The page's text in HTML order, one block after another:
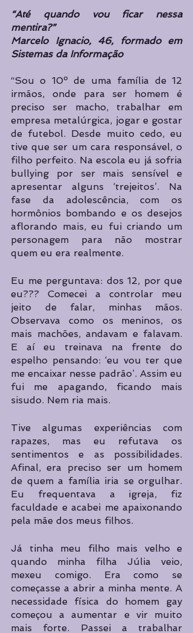
“Até quando vou ficar nessa
mentira?”
Marcelo Ignacio, 46, formado em
Sistemas da Informação
“Sou o 10º de uma família de 12
irmãos, onde para ser homem é
preciso ser macho, trabalhar em
empresa metalúrgica, jogar e gostar
de futebol. Desde muito cedo, eu
tive que ser um cara responsável, o
filho perfeito. Na escola eu já sofria
bullying por ser mais sensível e
apresentar alguns ‘trejeitos’. Na
fase da adolescência, com os
hormônios bombando e os desejos
aflorando mais, eu fui criando um
personagem para não mostrar
quem eu era realmente.
Eu me perguntava: dos 12, por que
eu??? Comecei a controlar meu
jeito de falar, minhas mãos.
Observava como os meninos, os
mais machões, andavam e falavam.
E aí eu treinava na frente do
espelho pensando: ‘eu vou ter que
me encaixar nesse padrão’. Assim eu
fui me apagando, ficando mais
sisudo. Nem ria mais.
Tive algumas experiências com
rapazes, mas eu refutava os
sentimentos e as possibilidades.
Afinal, era preciso ser um homem
de quem a família iria se orgulhar.
Eu frequentava a igreja, fiz
faculdade e acabei me apaixonando
pela mãe dos meus filhos.
Já tinha meu filho mais velho e
quando minha filha Júlia veio,
mexeu comigo. Era como se
começasse a abrir a minha mente. A
necessidade física do homem gay
começou a aumentar e vir muito
mais forte. Passei a trabalhar